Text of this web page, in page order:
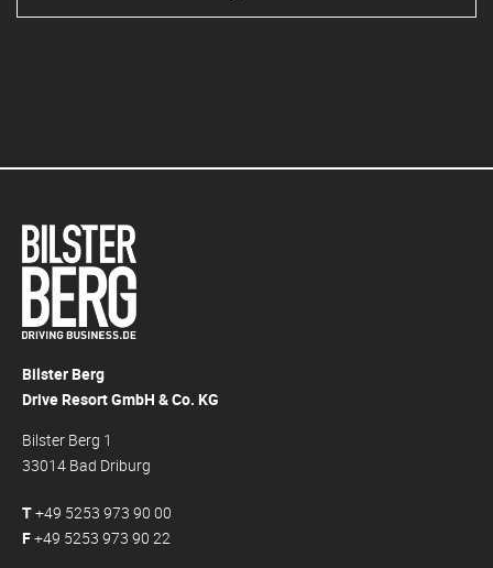
Bilster Berg
Drive Resort GmbH & Co. KG
Bilster Berg 1
33014 Bad Driburg
T+49 5253 973 90 00
F+49 5253 973 90 22